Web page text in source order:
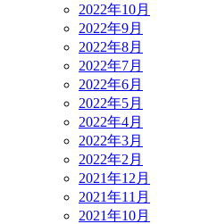
2022年10月
2022年9月
2022年8月
2022年7月
2022年6月
2022年5月
2022年4月
2022年3月
2022年2月
2021年12月
2021年11月
2021年10月